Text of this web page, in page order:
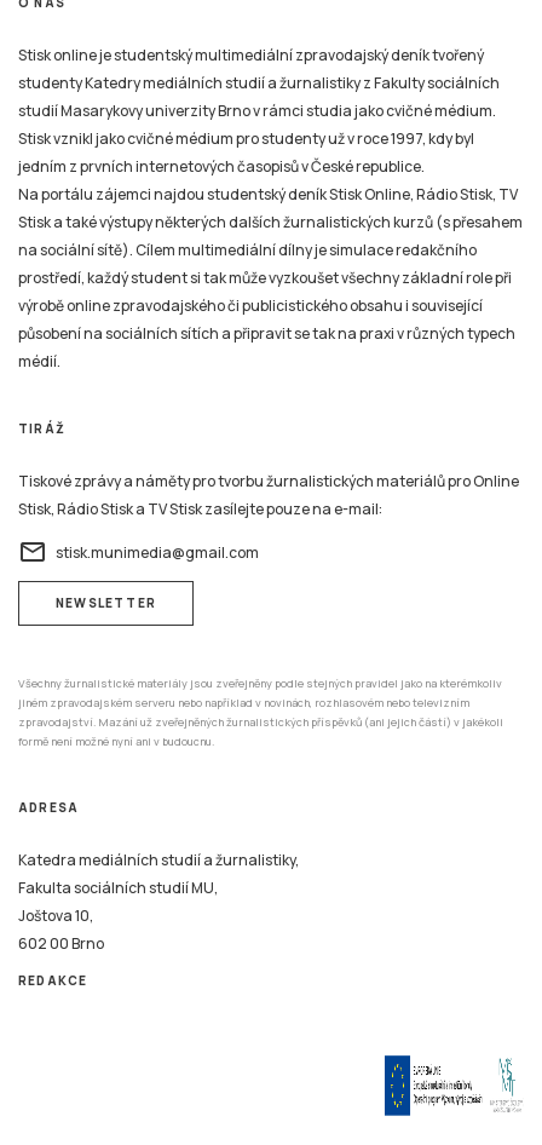
Stisk online je studentský multimediální zpravodajský deník tvořený
studenty Katedry mediálních studií a žurnalistiky z Fakulty sociálních
studií Masarykovy univerzity Brno v rámci studia jako cvičné médium.
Stisk vznikl jako cvičné médium pro studenty už v roce 1997, kdy byl
jedním z prvních internetových časopisů v České republice.
Na portálu zájemci najdou studentský deník Stisk Online, Rádio Stisk, TV
Stisk a také výstupy některých dalších žurnalistických kurzů (s přesahem
na sociální sítě). Cílem multimediální dílny je simulace redakčního
prostředí, každý student si tak může vyzkoušet všechny základní role při
výrobě online zpravodajského či publicistického obsahu i související
působení na sociálních sítích a připravit se tak na praxi v různých typech
médií.
TIRÁŽ
Tiskové zprávy a náměty pro tvorbu žurnalistických materiálů pro Online
Stisk, Rádio Stisk a TV Stisk zasílejte pouze na e-mail:
email stisk.munimedia@gmail.com
NEWSLETTER
Všechny žurnalistické materiály jsou zveřejněny podle stejných pravidel jako na kterémkoliv
jiném zpravodajském serveru nebo například v novinách, rozhlasovém nebo televizním
zpravodajství. Mazání už zveřejněných žurnalistických příspěvků (ani jejich částí) v jakékoli
formě není možné nyní ani v budoucnu.
ADRESA
Katedra mediálních studií a žurnalistiky,
Fakulta sociálních studií MU,
Joštova 10,
602 00 Brno
REDAKCE